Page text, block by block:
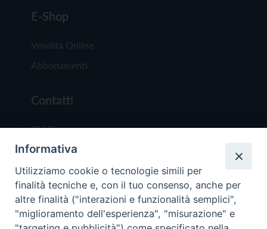
E-Shop
Vendita Online
Abbonamenti
Contatti
Chi Siamo
Redazione
Scrivici
Informativa
Utilizziamo cookie o tecnologie simili per
finalità tecniche e, con il tuo consenso, anche per
altre finalità ("interazioni e funzionalità semplici",
"miglioramento dell'esperienza", "misurazione" e